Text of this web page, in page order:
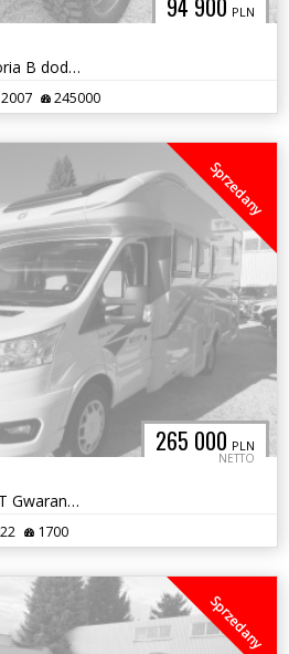
94 900 PLN
Hummer H2 6.0 V8 kategoria B dodatki
245000
265 000 PLN
NETTO
Sprzedany
Ford KAMPER Magis 87 XT Gwarancja Salon Polska VAT 23% Doposażony
1700
Sprzedany